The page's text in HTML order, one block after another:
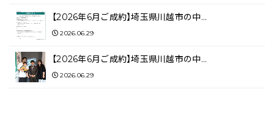
【2026年6月ご成約】埼玉県川越市の中…
2026.06.29
【2026年6月ご成約】埼玉県川越市の中…
2026.06.29